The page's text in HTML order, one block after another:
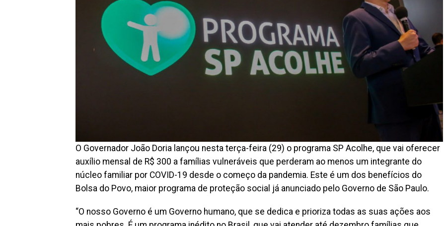
O Governador João Doria lançou nesta terça-feira (29) o programa SP Acolhe, que vai oferecer
auxílio mensal de R$ 300 a famílias vulneráveis que perderam ao menos um integrante do
núcleo familiar por COVID-19 desde o começo da pandemia. Este é um dos benefícios do
Bolsa do Povo, maior programa de proteção social já anunciado pelo Governo de São Paulo.
“O nosso Governo é um Governo humano, que se dedica e prioriza todas as suas ações aos